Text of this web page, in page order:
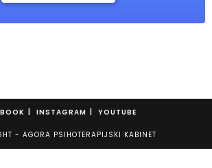
INSTAGRAM YOUTUBE
- AGORA PSIHOTERAPIJSKI KABINET